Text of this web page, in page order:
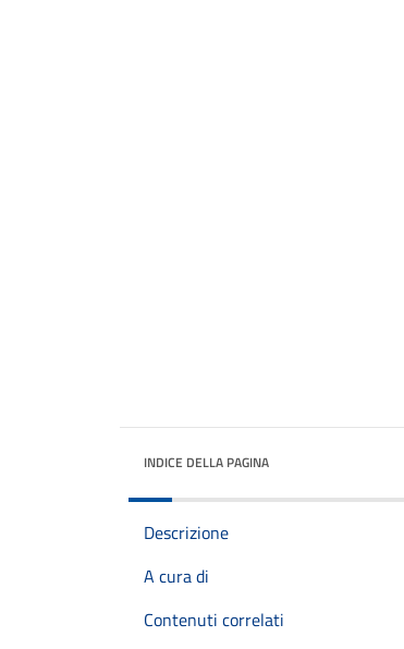
INDICE DELLA PAGINA
Descrizione
A cura di
Contenuti correlati